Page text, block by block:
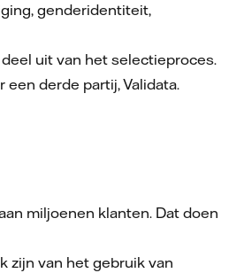
genderidentiteit,
uit van het selectieproces.
derde partij, Validata.
miljoenen klanten. Dat doen
zijn van het gebruik van